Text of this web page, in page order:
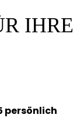
IHRE
persönlich